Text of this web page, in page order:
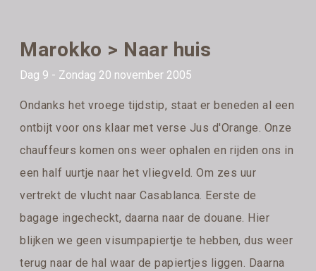
Marokko > Naar huis
Dag 9 - Zondag 20 november 2005
Ondanks het vroege tijdstip, staat er beneden al een
ontbijt voor ons klaar met verse Jus d'Orange. Onze
chauffeurs komen ons weer ophalen en rijden ons in
een half uurtje naar het vliegveld. Om zes uur
vertrekt de vlucht naar Casablanca. Eerste de
bagage ingecheckt, daarna naar de douane. Hier
blijken we geen visumpapiertje te hebben, dus weer
terug naar de hal waar de papiertjes liggen. Daarna